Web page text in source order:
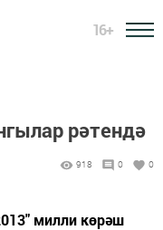
16+
рәтендә
918 0 0
милли көрәш